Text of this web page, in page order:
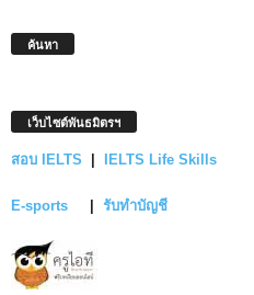
ค้นหา
เว็บไซต์พันธมิตรฯ
สอบ IELTS IELTS Life Skills
E-sports รับทำบัญชี